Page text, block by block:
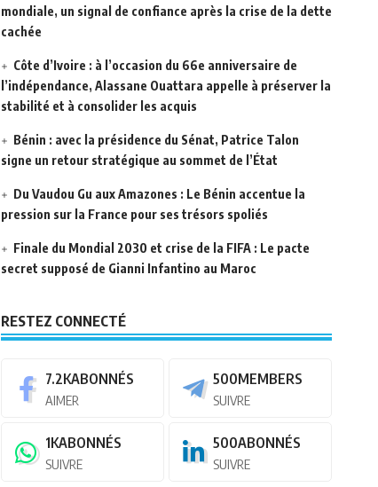
mondiale, un signal de confiance après la crise de la dette
cachée
Côte d’Ivoire : à l’occasion du 66e anniversaire de
l’indépendance, Alassane Ouattara appelle à préserver la
stabilité et à consolider les acquis
Bénin : avec la présidence du Sénat, Patrice Talon
signe un retour stratégique au sommet de l’État
Du Vaudou Gu aux Amazones : Le Bénin accentue la
pression sur la France pour ses trésors spoliés
Finale du Mondial 2030 et crise de la FIFA : Le pacte
secret supposé de Gianni Infantino au Maroc
RESTEZ CONNECTÉ
7.2KABONNÉS
AIMER
500MEMBERS
SUIVRE
1KABONNÉS
SUIVRE
500ABONNÉS
SUIVRE